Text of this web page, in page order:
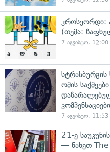
კროსვორდი:
(თემა:
7 აგვისტო, 12:00
ომის
7 აგვისტო, 11:53
21-ე
— ნახეთ The